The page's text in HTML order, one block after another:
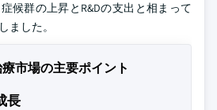
候群の上昇とR&Dの支出と相まって
ました。
市場の主要ポイント
長